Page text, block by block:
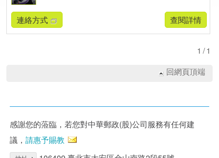
連絡方式 查閱詳情
1/1
回網頁頂端
感謝您的蒞臨，若您對中華郵政(股)公司服務有任何建
議， 請惠予賜教